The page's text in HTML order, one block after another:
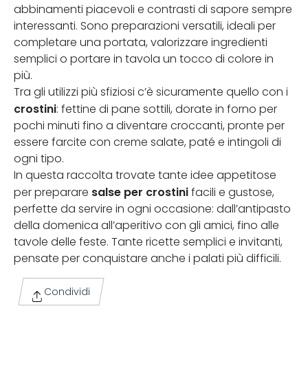
abbinamenti piacevoli e contrasti di sapore sempre
interessanti. Sono preparazioni versatili, ideali per
completare una portata, valorizzare ingredienti
semplici o portare in tavola un tocco di colore in
più.
Tra gli utilizzi più sfiziosi c’è sicuramente quello con i
crostini: fettine di pane sottili, dorate in forno per
pochi minuti fino a diventare croccanti, pronte per
essere farcite con creme salate, paté e intingoli di
ogni tipo.
In questa raccolta trovate tante idee appetitose
per preparare salse per crostini facili e gustose,
perfette da servire in ogni occasione: dall’antipasto
della domenica all’aperitivo con gli amici, fino alle
tavole delle feste. Tante ricette semplici e invitanti,
pensate per conquistare anche i palati più difficili.
Condividi